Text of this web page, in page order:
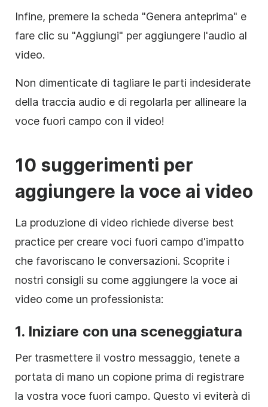
Infine, premere la scheda "Genera anteprima" e
fare clic su "Aggiungi" per aggiungere l'audio al
video.
Non dimenticate di tagliare le parti indesiderate
della traccia audio e di regolarla per allineare la
voce fuori campo con il video!
10 suggerimenti per
aggiungere la voce ai video
La produzione di video richiede diverse best
practice per creare voci fuori campo d'impatto
che favoriscano le conversazioni. Scoprite i
nostri consigli su come aggiungere la voce ai
video come un professionista:
1. Iniziare con una sceneggiatura
Per trasmettere il vostro messaggio, tenete a
portata di mano un copione prima di registrare
la vostra voce fuori campo. Questo vi eviterà di